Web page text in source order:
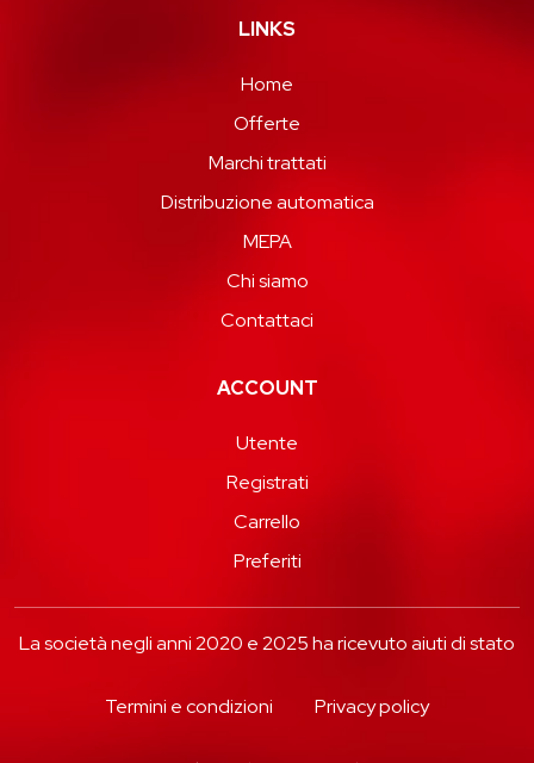
LINKS
Home
Offerte
Marchi trattati
Distribuzione automatica
MEPA
Chi siamo
Contattaci
ACCOUNT
Utente
Registrati
Carrello
Preferiti
La società negli anni 2020 e 2025 ha ricevuto aiuti di stato
Termini e condizioni Privacy policy